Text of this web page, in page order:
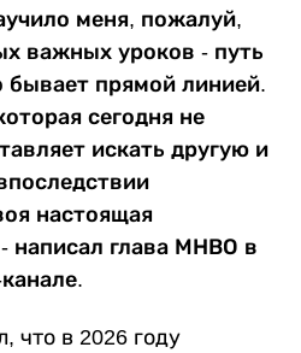
меня, пожалуй,
важных уроков - путь
бывает прямой линией.
сегодня не
искать другую и
настоящая
написал глава МНВО в
что в 2026 году